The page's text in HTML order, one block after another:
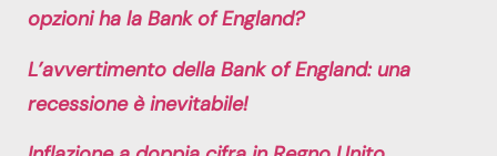
opzioni ha la Bank of England?
L’avvertimento della Bank of England: una
recessione è inevitabile!